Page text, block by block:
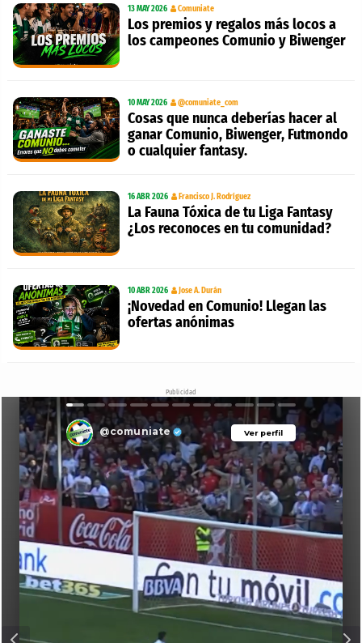
13 MAY 2026 Comuniate
Los premios y regalos más locos a
los campeones Comunio y Biwenger
10 MAY 2026 @comuniate_com
Cosas que nunca deberías hacer al
ganar Comunio, Biwenger, Futmondo
o cualquier fantasy.
16 ABR 2026 Francisco J. Rodríguez
La Fauna Tóxica de tu Liga Fantasy
¿Los reconoces en tu comunidad?
10 ABR 2026 Jose A. Durán
¡Novedad en Comunio! Llegan las
ofertas anónimas
Publicidad
Ver perfil
@comuniate Ver perfil